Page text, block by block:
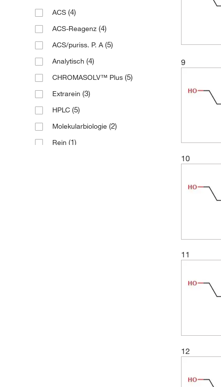
6 x 1 l(3)
≥ 99.5 % (GC)
≥ 99 %(1)
99%(6)
99% max. (1)
99.5%(4)
99.9%(1)
99 % (7)
99 % max.(1)
ACS (4)
ACS-Reagenz (4)
ACS/puriss. P. A (5)
Analytisch (4)
CHROMASOLV™ Plus (5)
Extrarein (3)
HPLC (5)
Molekularbiologie (2)
Rein (1)
9
10
11
12